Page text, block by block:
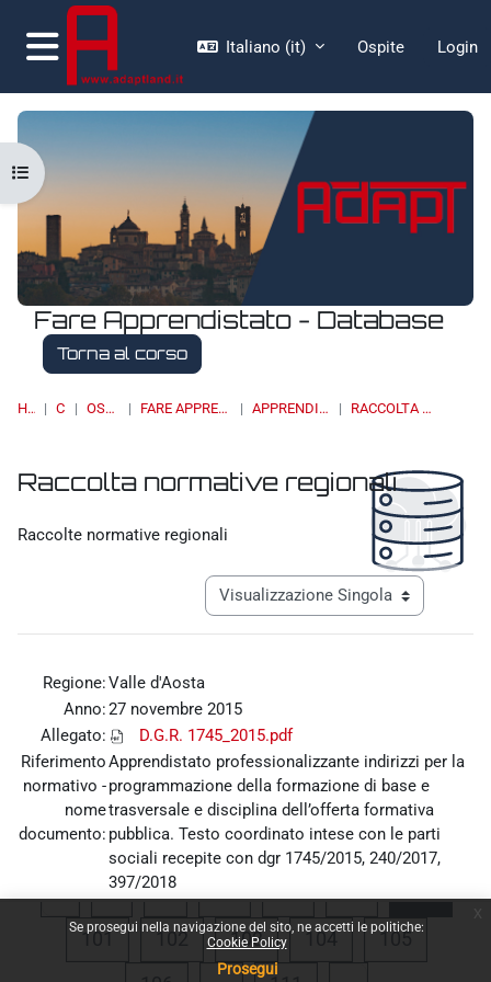
Vai al contenuto principale
Se prosegui nella navigazione del sito, ne accetti le politiche:
Cookie Policy
Prosegui
Pannello laterale
Italiano ‎(it)‎ Ospite Login
Fare Apprendistato - Database
Torna al corso
HOME CORSI OSSERVATORI FARE APPRENDISTATO - DATABASE APPRENDISTATO DI II LIVELLO RACCOLTA NORMATIVE REGIONALI
Apri indice del corso
Raccolta normative regionali
Raccolte normative regionali
Navigazione terziaria modalità
Regione:Valle d'Aosta
Anno:27 novembre 2015
Allegato:
D.G.R. 1745_2015.pdf
Riferimento
normativo -
nome
documento:
Apprendistato professionalizzante indirizzi per la
programmazione della formazione di base e
trasversale e disciplina dell’offerta formativa
pubblica. Testo coordinato intese con le parti
sociali recepite con dgr 1745/2015, 240/2017,
397/2018
« Pagina precedente
1Pagina 1
… 97 98 99 100
101Pagina 101
102Pagina 102
103Pagina 103
104Pagina 104
105Pagina